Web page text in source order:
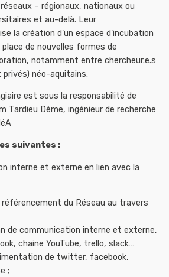
– régionaux, nationaux ou
et au-delà. Leur
la création d’un espace d’incubation
de nouvelles formes de
notamment entre chercheur.e.s
néo-aquitains.
est sous la responsabilité de
Tardieu Dème, ingénieur de recherche
suivantes :
interne et externe en lien avec la
référencement du Réseau au travers
de communication interne et externe,
chaine YouTube, trello, slack…
de twitter, facebook,
;